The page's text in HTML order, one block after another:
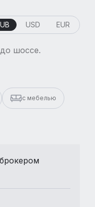
USD EUR
шоссе.
с мебелью